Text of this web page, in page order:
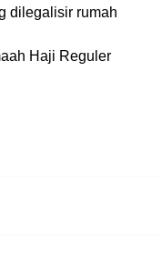
dilegalisir rumah
Haji Reguler